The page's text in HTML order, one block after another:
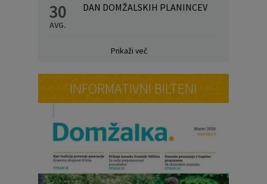
30
AVG.
DAN DOMŽALSKIH PLANINCEV
Prikaži več
INFORMATIVNI BILTENI